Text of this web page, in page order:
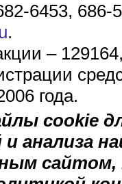
6453, 686-
.
–
года.
cookie
анализа